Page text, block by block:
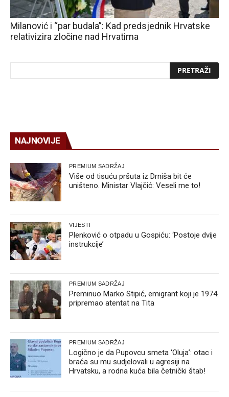
Milanović i “par budala”: Kad predsjednik Hrvatske
relativizira zločine nad Hrvatima
NAJNOVIJE
PREMIUM SADRŽAJ
Više od tisuću pršuta iz Drniša bit će
uništeno. Ministar Vlajčić: Veseli me to!
VIJESTI
Plenković o otpadu u Gospiću: ‘Postoje dvije
instrukcije’
PREMIUM SADRŽAJ
Preminuo Marko Stipić, emigrant koji je 1974.
pripremao atentat na Tita
PREMIUM SADRŽAJ
Logično je da Pupovcu smeta ‘Oluja’: otac i
braća su mu sudjelovali u agresiji na
Hrvatsku, a rodna kuća bila četnički štab!